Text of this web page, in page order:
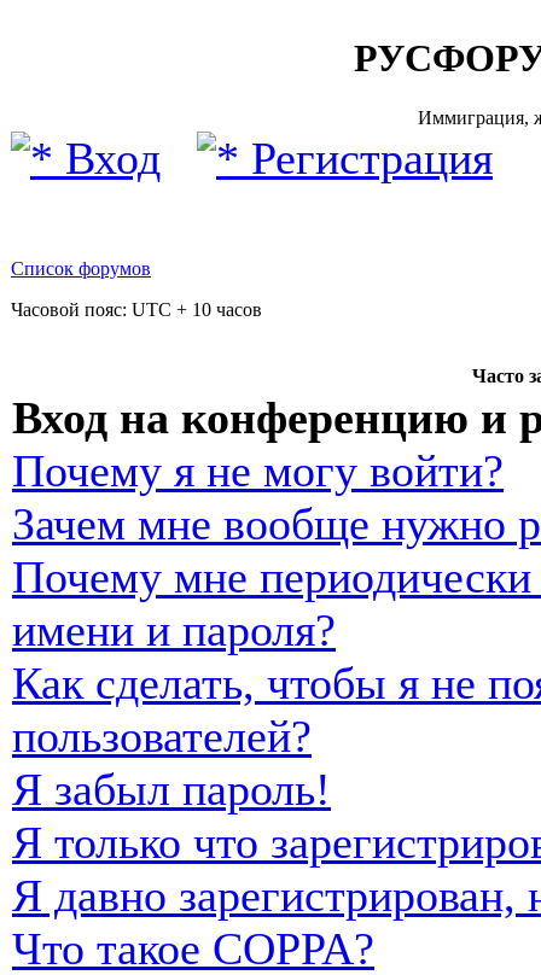
Иммиграция,
Вход Регистрация
Список форумов
Часовой пояс: UTC + 10 часов
Часто
Вход на конференцию и
Почему я не могу войти?
Зачем мне вообще нужно
Почему мне периодически
имени и пароля?
Как сделать, чтобы я не
пользователей?
Я забыл пароль!
Я только что
Я давно
Что такое COPPA?